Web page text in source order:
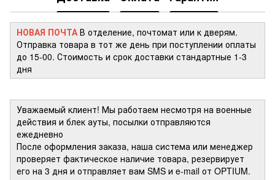
НОВАЯ ПОЧТА В отделение, почтомат или к дверям.
Отправка товара в тот же день при поступлении оплаты
до 15-00. Стоимость и срок доставки стандартные 1-3
дня
Уважаемый клиент! Мы работаем несмотря на военные
действия и блек ауты, посылки отправляются
ежедневно
После оформления заказа, наша система или менеджер
проверяет фактическое наличие товара, резервирует
его на 3 дня и отправляет вам SMS и e-mail от OPTIUM.